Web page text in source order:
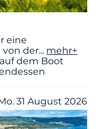
eine
von der... mehr+
dem Boot
31 August 2026